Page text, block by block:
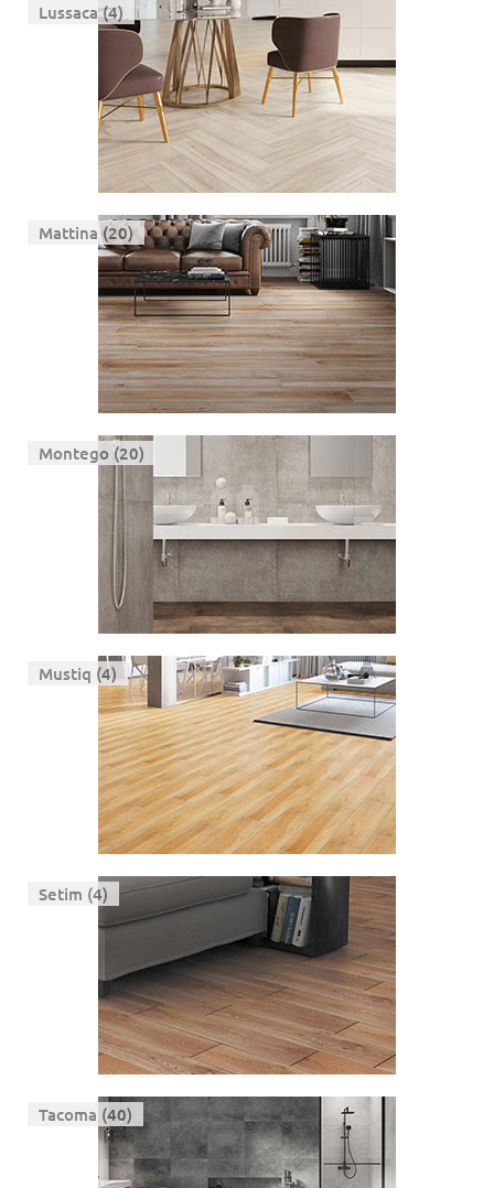
Lussaca (4)
Mattina (20)
Montego (20)
Mustiq (4)
Setim (4)
Tacoma (40)